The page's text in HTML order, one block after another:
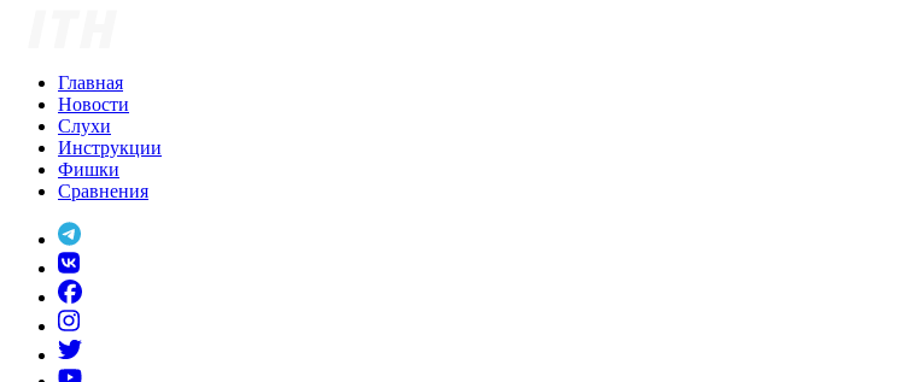
Главная
Новости
Слухи
Инструкции
Фишки
Сравнения